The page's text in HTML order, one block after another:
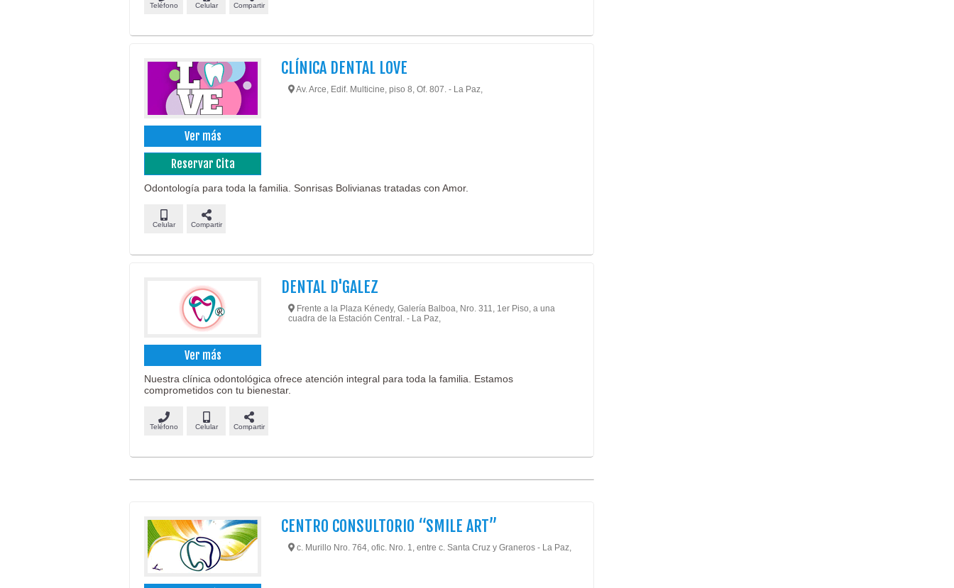
Teléfono Celular Compartir
Ver más
Reservar Cita
CLÍNICA DENTAL LOVE
Av. Arce, Edif. Multicine, piso 8, Of. 807. - La Paz,
Odontología para toda la familia. Sonrisas Bolivianas tratadas con Amor.
Celular Compartir
Ver más
DENTAL D'GALEZ
Frente a la Plaza Kénedy, Galería Balboa, Nro. 311, 1er Piso, a una
cuadra de la Estación Central. - La Paz,
Nuestra clínica odontológica ofrece atención integral para toda la familia. Estamos
comprometidos con tu bienestar.
Teléfono Celular Compartir
CENTRO CONSULTORIO “SMILE ART”
c. Murillo Nro. 764, ofic. Nro. 1, entre c. Santa Cruz y Graneros - La Paz,